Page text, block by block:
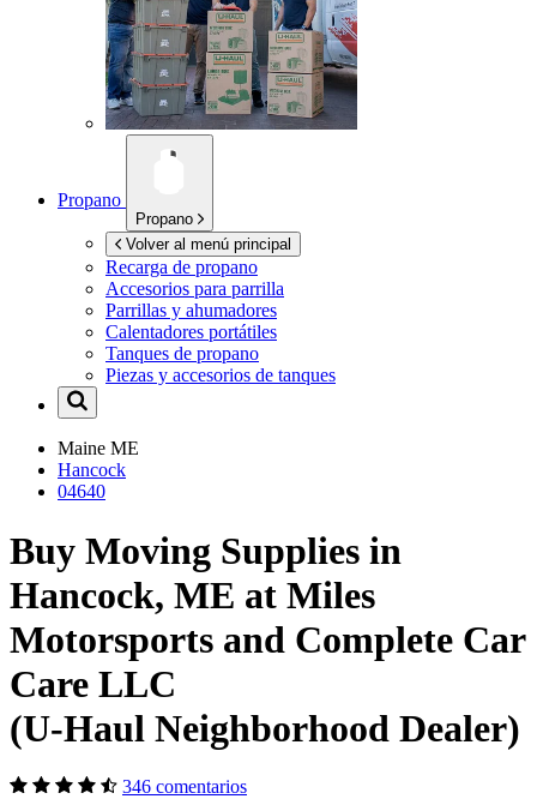
Propano
Propano
Volver al menú principal
Recarga de propano
Accesorios para parrilla
Parrillas y ahumadores
Calentadores portátiles
Tanques de propano
Piezas y accesorios de tanques
Maine ME
Hancock
04640
Buy Moving Supplies in
Hancock, ME at Miles
Motorsports and Complete Car
Care LLC
(U-Haul Neighborhood Dealer)
346 comentarios